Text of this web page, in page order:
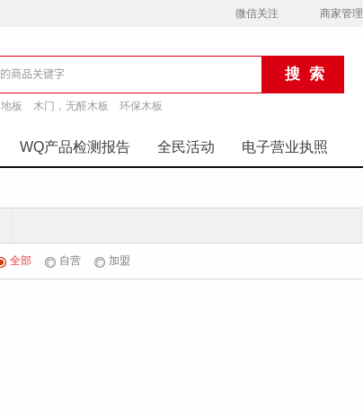
微信关注 商家管理
地板 木门，无醛木板 环保木板
WQ产品检测报告 全民活动 电子营业执照
全部 自营 加盟